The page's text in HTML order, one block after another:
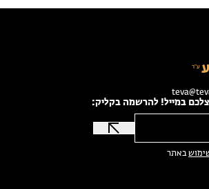
במייל! להרשמה בקליק:
באתר